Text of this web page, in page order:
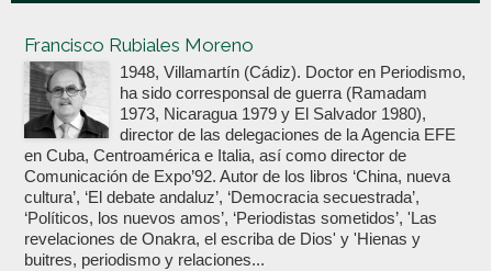
Francisco Rubiales Moreno
1948, Villamartín (Cádiz). Doctor en Periodismo,
ha sido corresponsal de guerra (Ramadam
1973, Nicaragua 1979 y El Salvador 1980),
director de las delegaciones de la Agencia EFE
en Cuba, Centroamérica e Italia, así como director de
Comunicación de Expo’92. Autor de los libros ‘China, nueva
cultura’, ‘El debate andaluz’, ‘Democracia secuestrada’,
‘Políticos, los nuevos amos’, ‘Periodistas sometidos’, 'Las
revelaciones de Onakra, el escriba de Dios' y 'Hienas y
buitres, periodismo y relaciones...